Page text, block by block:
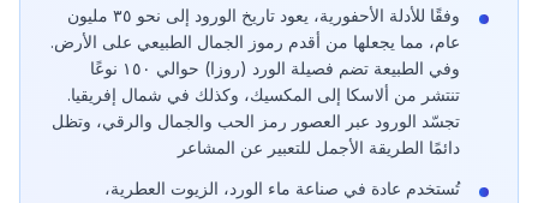
وفقًا للأدلة الأحفورية، يعود تاريخ الورود إلى نحو ٣٥ مليون
عام، مما يجعلها من أقدم رموز الجمال الطبيعي على الأرض.
وفي الطبيعة تضم فصيلة الورد (روزا) حوالي ١٥٠ نوعًا
تنتشر من ألاسكا إلى المكسيك، وكذلك في شمال إفريقيا.
تجسّد الورود عبر العصور رمز الحب والجمال والرقي، وتظل
دائمًا الطريقة الأجمل للتعبير عن المشاعر
تُستخدم عادة في صناعة ماء الورد، الزيوت العطرية،